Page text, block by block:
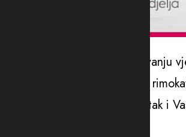
“Na osnovu Zakona o
73/10), vjernici pravoslavne i
vjerskog praznika za Veliki petak i